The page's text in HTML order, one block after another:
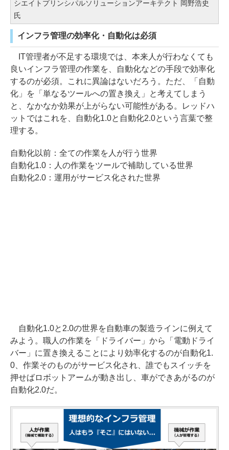
シエイトプリンシパルソリューションアーキテクト 岡野浩史
氏
インフラ管理の効率化・自動化は必須
IT管理者が不足する環境では、本来人が行わなくても
良いインフラ管理の作業を、自動化などの手段で効率化
するのが必須。これに異論はないだろう。ただ、「自動
化」を「単なるツールへの置き換え」と考えてしまう
と、なかなか効果が上がらない可能性がある。レッドハ
ットではこれを、自動化1.0と自動化2.0という言葉で整
理する。
自動化以前：全ての作業を人が行う世界
自動化1.0：人の作業をツールで補助している世界
自動化2.0：運用がサービス化された世界
自動化1.0と2.0の世界を自動車の製造ラインに例えて
みよう。職人の作業を「ドライバー」から「電動ドライ
バー」に置き換えることにより効率化するのが自動化1.
0、作業そのものがサービス化され、誰でもスイッチを
押せばロボットアームが動き出し、車ができあがるのが
自動化2.0だ。